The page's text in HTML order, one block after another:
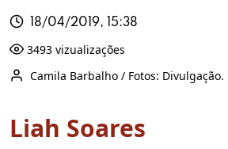
18/04/2019, 15:38
3493 vizualizações
Camila Barbalho / Fotos: Divulgação.
Liah Soares